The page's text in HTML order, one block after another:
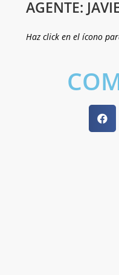
AGENTE:
Haz click en el ícono